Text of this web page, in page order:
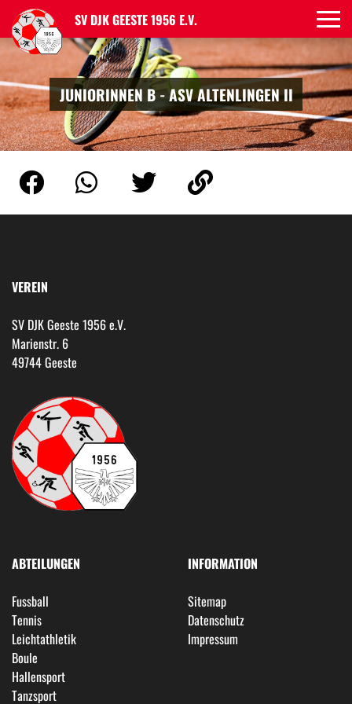
SV DJK GEESTE 1956 E.V.
JUNIORINNEN B - ASV ALTENLINGEN II
VEREIN
SV DJK Geeste 1956 e.V.
Marienstr. 6
49744 Geeste
ABTEILUNGEN
Fussball
Tennis
Leichtathletik
Boule
Hallensport
Tanzsport
INFORMATION
Sitemap
Datenschutz
Impressum